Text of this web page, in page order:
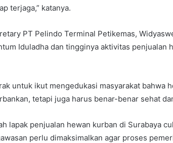
terjaga,” katanya.
PT Pelindo Terminal Petikemas,
Iduladha dan tingginya aktivitas penjualan
untuk ikut mengedukasi masyarakat bahwa
tetapi juga harus benar-benar sehat
lapak penjualan hewan kurban di Surabaya
perlu dimaksimalkan agar proses